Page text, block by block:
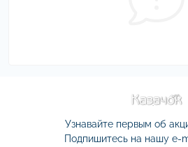
Узнавайте первым об
Подпишитесь на нашу e-